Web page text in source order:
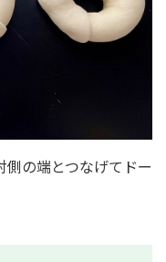
の端とつなげてドー